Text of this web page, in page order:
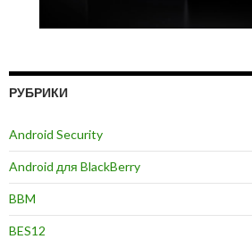
РУБРИКИ
Android Security
Android для BlackBerry
BBM
BES12